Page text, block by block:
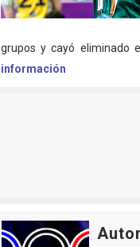
grupos y cayó eliminado
información